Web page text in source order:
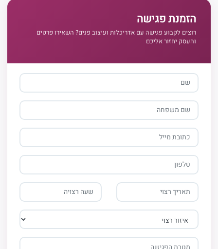
הזמנת פגישה
רוצים לקבוע פגישה עם אדריכלות ועיצוב פנים? השאירו פרטים
והעסק יחזור אליכם